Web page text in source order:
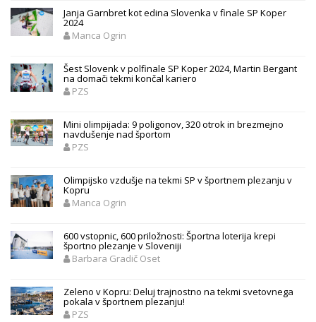
Janja Garnbret kot edina Slovenka v finale SP Koper
2024
Manca Ogrin
Šest Slovenk v polfinale SP Koper 2024, Martin Bergant
na domači tekmi končal kariero
PZS
Mini olimpijada: 9 poligonov, 320 otrok in brezmejno
navdušenje nad športom
PZS
Olimpijsko vzdušje na tekmi SP v športnem plezanju v
Kopru
Manca Ogrin
600 vstopnic, 600 priložnosti: Športna loterija krepi
športno plezanje v Sloveniji
Barbara Gradič Oset
Zeleno v Kopru: Deluj trajnostno na tekmi svetovnega
pokala v športnem plezanju!
PZS